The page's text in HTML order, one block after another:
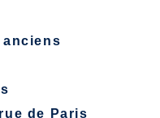
de Paris